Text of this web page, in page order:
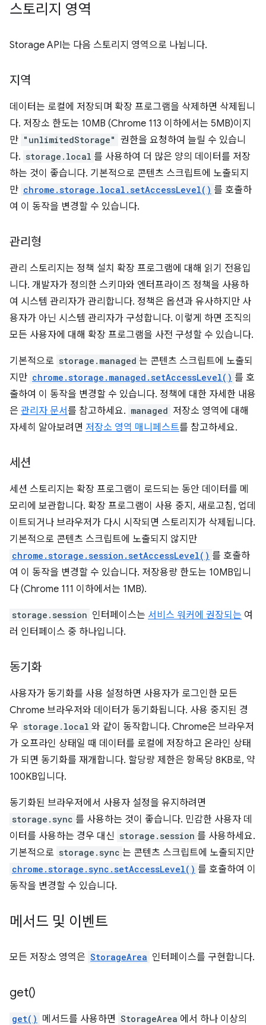
스토리지 영역
Storage API는 다음 스토리지 영역으로 나뉩니다.
지역
데이터는 로컬에 저장되며 확장 프로그램을 삭제하면 삭제됩니
다. 저장소 한도는 10MB (Chrome 113 이하에서는 5MB)이지
만 "unlimitedStorage" 권한을 요청하여 늘릴 수 있습니
다. storage.local 를 사용하여 더 많은 양의 데이터를 저장
하는 것이 좋습니다. 기본적으로 콘텐츠 스크립트에 노출되지
만 chrome.storage.local.setAccessLevel() 를 호출하
여 이 동작을 변경할 수 있습니다.
관리형
관리 스토리지는 정책 설치 확장 프로그램에 대해 읽기 전용입
니다. 개발자가 정의한 스키마와 엔터프라이즈 정책을 사용하
여 시스템 관리자가 관리합니다. 정책은 옵션과 유사하지만 사
용자가 아닌 시스템 관리자가 구성합니다. 이렇게 하면 조직의
모든 사용자에 대해 확장 프로그램을 사전 구성할 수 있습니다.
기본적으로 storage.managed 는 콘텐츠 스크립트에 노출되
지만 chrome.storage.managed.setAccessLevel() 를 호
출하여 이 동작을 변경할 수 있습니다. 정책에 대한 자세한 내용
은 관리자 문서를 참고하세요. managed 저장소 영역에 대해
자세히 알아보려면 저장소 영역 매니페스트를 참고하세요.
세션
세션 스토리지는 확장 프로그램이 로드되는 동안 데이터를 메
모리에 보관합니다. 확장 프로그램이 사용 중지, 새로고침, 업데
이트되거나 브라우저가 다시 시작되면 스토리지가 삭제됩니다.
기본적으로 콘텐츠 스크립트에 노출되지 않지만
chrome.storage.session.setAccessLevel() 를 호출하
여 이 동작을 변경할 수 있습니다. 저장용량 한도는 10MB입니
다 (Chrome 111 이하에서는 1MB).
storage.session 인터페이스는 서비스 워커에 권장되는 여
러 인터페이스 중 하나입니다.
동기화
사용자가 동기화를 사용 설정하면 사용자가 로그인한 모든
Chrome 브라우저와 데이터가 동기화됩니다. 사용 중지된 경
우 storage.local 와 같이 동작합니다. Chrome은 브라우저
가 오프라인 상태일 때 데이터를 로컬에 저장하고 온라인 상태
가 되면 동기화를 재개합니다. 할당량 제한은 항목당 8KB로, 약
100KB입니다.
동기화된 브라우저에서 사용자 설정을 유지하려면
storage.sync 를 사용하는 것이 좋습니다. 민감한 사용자 데
이터를 사용하는 경우 대신 storage.session 를 사용하세요.
기본적으로 storage.sync 는 콘텐츠 스크립트에 노출되지만
chrome.storage.sync.setAccessLevel() 를 호출하여 이
동작을 변경할 수 있습니다.
메서드 및 이벤트
모든 저장소 영역은 StorageArea 인터페이스를 구현합니다.
get()
get() 메서드를 사용하면 StorageArea 에서 하나 이상의